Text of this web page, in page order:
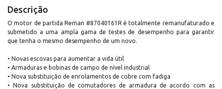
Descrição
O motor de partida Reman #87040161R é totalmente remanufaturado e
submetido a uma ampla gama de testes de desempenho para garantir
que tenha o mesmo desempenho de um novo.
• Novas escovas para aumentar a vida útil
• Armaduras e bobinas de campo de nível industrial
• Nova substituição de enrolamentos de cobre com fadiga
• Nova substituição de comutadores de armadura de acordo com as